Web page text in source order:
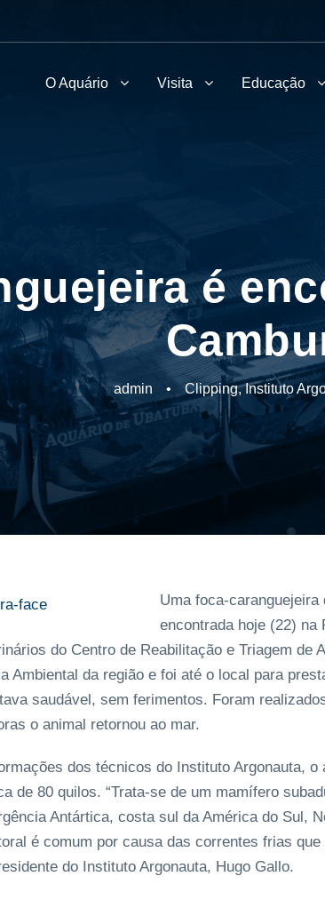
O Aquário Visita Educação
é
admin • Clipping, Instituto
Uma foca-
encontrada hoje (22) na
do Centro de Reabilitação e Triagem de
Ambiental da região e foi até o local para
saudável, sem ferimentos. Foram
o animal retornou ao mar.
dos técnicos do Instituto Argonauta,
de 80 quilos. “Trata-se de um mamífero
Antártica, costa sul da América do Sul,
é comum por causa das correntes frias
do Instituto Argonauta, Hugo Gallo.